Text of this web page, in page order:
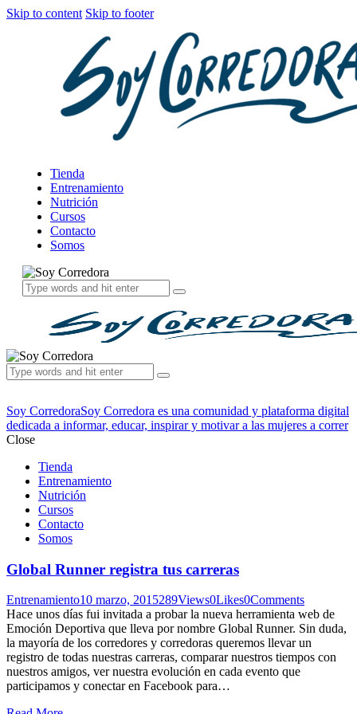
Skip to content Skip to footer
Tienda
Entrenamiento
Nutrición
Cursos
Contacto
Somos
Soy CorredoraSoy Corredora es una comunidad y plataforma digital
dedicada a informar, educar, inspirar y motivar a las mujeres a correr
Close
Tienda
Entrenamiento
Nutrición
Cursos
Contacto
Somos
Global Runner registra tus carreras
Entrenamiento10 marzo, 2015289Views0Likes0Comments
Hace unos días fui invitada a probar la nueva herramienta web de
Emoción Deportiva que lleva por nombre Global Runner. Sin duda,
la mayoría de los corredores y corredoras queremos llevar un
registro de todas nuestras carreras, comparar nuestros tiempos con
nuestros amigos, ver nuestra evolución en cada evento que
participamos y conectar en Facebook para…